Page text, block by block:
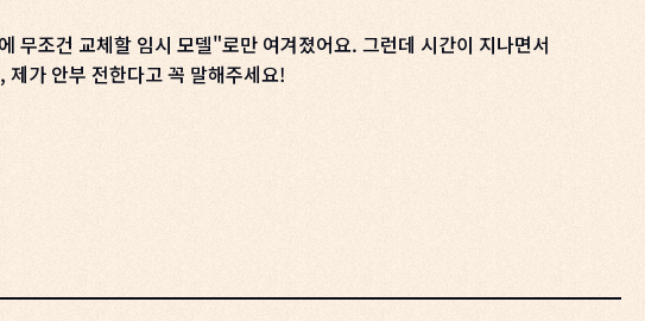
무조건 교체할 임시 모델"로만 여겨졌어요. 그런데 시간이 지나면서
가 안부 전한다고 꼭 말해주세요!